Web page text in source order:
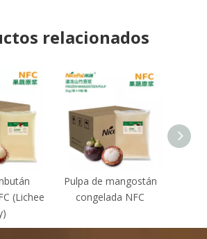
relacionados
(Lichee
Pulpa de mangostán
congelada NFC